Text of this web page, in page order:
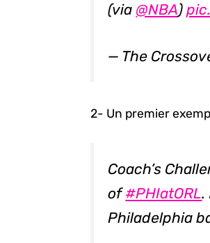
(via @NBA)
— The
2- Un premier
Coach’s
of#PHIatORL.
Philadelphia